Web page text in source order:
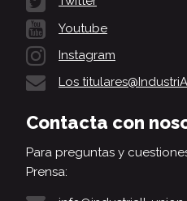
Youtube
Instagram
Los
Contacta con
Para preguntas y
Prensa: